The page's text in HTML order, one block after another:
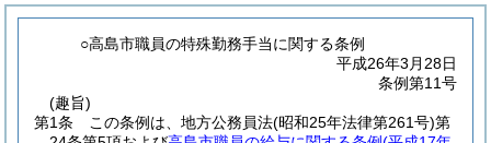
○高島市職員の特殊勤務手当に関する条例
平成26年3月28日
条例第11号
(趣旨)
第1条
この条例は、地方公務員法(昭和25年法律第261号)第